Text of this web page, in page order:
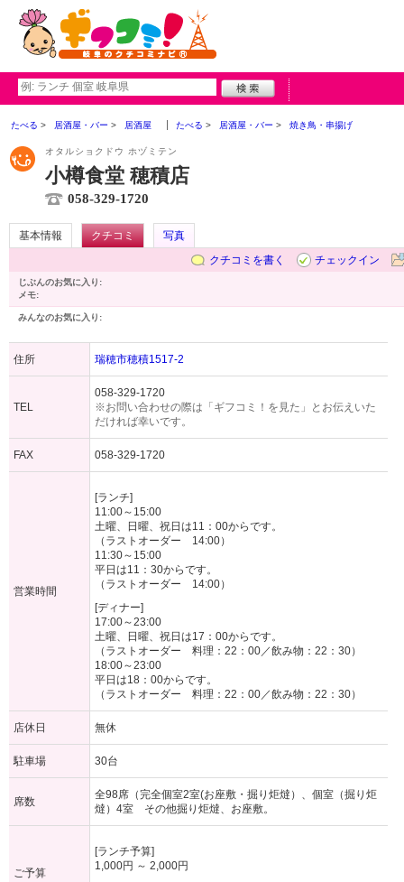
たべる 居酒屋・バー 居酒屋 たべる 居酒屋・バー 焼き鳥・串揚げ
オタルショクドウ ホヅミテン
小樽食堂 穂積店
058-329-1720
基本情報 クチコミ
写真
クチコミを書く
チェックイン
じぶんのお気に入り:
メモ:
みんなのお気に入り:
住所 瑞穂市穂積1517-2
TEL
058-329-1720
※お問い合わせの際は「ギフコミ！を見た」とお伝えいた
だければ幸いです。
FAX 058-329-1720
営業時間
[ランチ]
11:00～15:00
土曜、日曜、祝日は11：00からです。
（ラストオーダー 14:00）
11:30～15:00
平日は11：30からです。
（ラストオーダー 14:00）
[ディナー]
17:00～23:00
土曜、日曜、祝日は17：00からです。
（ラストオーダー 料理：22：00／飲み物：22：30）
18:00～23:00
平日は18：00からです。
（ラストオーダー 料理：22：00／飲み物：22：30）
店休日 無休
駐車場 30台
席数
全98席（完全個室2室(お座敷・掘り炬燵）、個室（掘り炬
燵）4室 その他掘り炬燵、お座敷。
ご予算
[ランチ予算]
1,000円 ～ 2,000円